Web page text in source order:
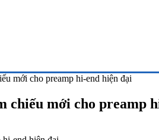
mới cho preamp hi-end hiện đại
chiếu mới cho preamp